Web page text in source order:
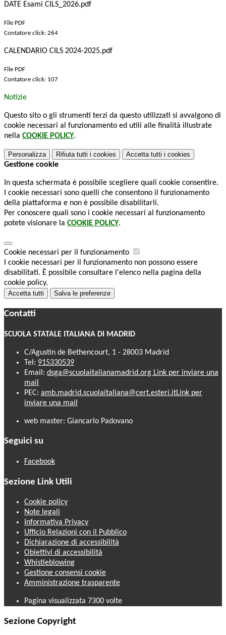
DATE Esami CILS_2026.pdf
File PDF
Contatore click: 264
CALENDARIO CILS 2024-2025.pdf
File PDF
Contatore click: 107
Notizie
Questo sito o gli strumenti terzi da questo utilizzati si avvalgono di
cookie necessari al funzionamento ed utili alle finalità illustrate
nella COOKIE POLICY.
Personalizza Rifiuta tutti i cookies Accetta tutti i cookies
Gestione cookie
In questa schermata è possibile scegliere quali cookie consentire.
I cookie necessari sono quelli che consentono il funzionamento
della piattaforma e non è possibile disabilitarli.
Per conoscere quali sono i cookie necessari al funzionamento
potete visionare la COOKIE POLICY.
Cookie necessari per il funzionamento
I cookie necessari per il funzionamento non possono essere
disabilitati. È possibile consultare l'elenco nella pagina della
cookie policy.
Accetta tutti Salva le preferenze
Contatti
SCUOLA STATALE ITALIANA DI MADRID
C/Agustín de Bethencourt, 1 - 28003 Madrid
Tel: 915330539
Email: dsga@scuolaitalianamadrid.org Link per inviare una
mail
PEC: amb.madrid.scuolaitaliana@cert.esteri.itLink per
inviare una mail
web master: Giancarlo Padovano
Seguici su
Facebook
Sezione Link Utili
Cookie policy
Note legali
Informativa Privacy
Ufficio Relazioni con il Pubblico
Dichiarazione di accessibilità
Obiettivi di accessibilità
Whistleblowing
Gestione consensi cookie
Amministrazione trasparente
Pagina visualizzata 7300 volte
Sezione Copyright